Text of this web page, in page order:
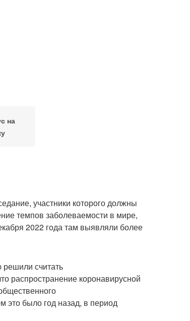
на
участники которого должны
темпов заболеваемости в мире,
2022 года там выявляли более
считать
распространение коронавирусной
это было год назад, в период